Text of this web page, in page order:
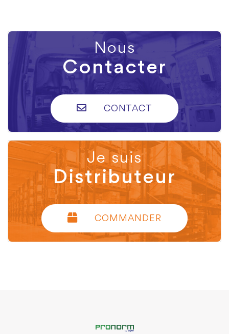
Nous
Contacter
CONTACT
Je suis
Distributeur
COMMANDER